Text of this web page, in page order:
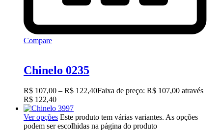
Compare
Chinelo 0235
R$ 107,00 – R$ 122,40Faixa de preço: R$ 107,00 através
R$ 122,40
Ver opções Este produto tem várias variantes. As opções
podem ser escolhidas na página do produto